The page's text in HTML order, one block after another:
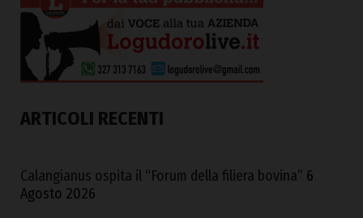
ARTICOLI RECENTI
Calangianus ospita il “Forum della filiera bovina” 6
Agosto 2026